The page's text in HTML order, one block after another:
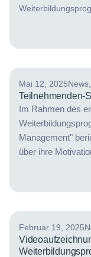
Mai 12, 2025News
Teilnehmenden-
Im Rahmen des
Management"
über ihre
Februar 19, 2025